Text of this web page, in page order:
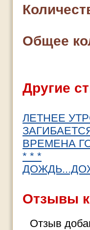
Общее
Другие
ЛЕТНЕЕ
ВРЕМЕНА
* * *
Отзывы
Отзыв